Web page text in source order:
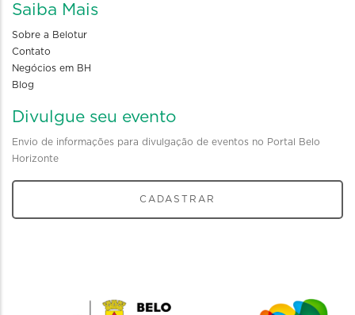
Saiba Mais
Sobre a Belotur
Contato
Negócios em BH
Blog
Divulgue seu evento
Envio de informações para divulgação de eventos no Portal Belo
Horizonte
CADASTRAR